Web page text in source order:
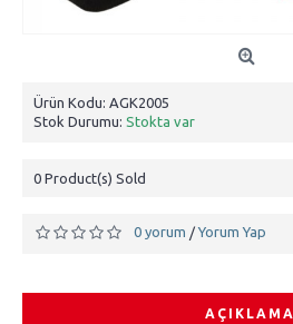
Ürün Kodu: AGK2005
Stok Durumu: Stokta var
0 Product(s) Sold
0 yorum /Yorum Yap
AÇIKLAMA